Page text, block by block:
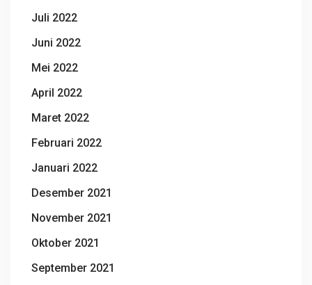
Juli 2022
Juni 2022
Mei 2022
April 2022
Maret 2022
Februari 2022
Januari 2022
Desember 2021
November 2021
Oktober 2021
September 2021